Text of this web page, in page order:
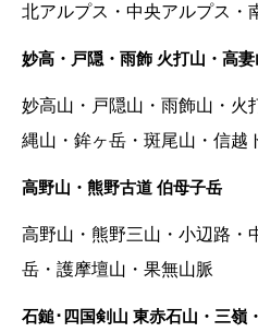
北アルプス・中央アルプス・
妙高・戸隠・雨飾 火打山・高
妙高山・戸隠山・雨飾山・火
縄山・鉾ヶ岳・斑尾山・信越
高野山・熊野古道 伯母子岳
高野山・熊野三山・小辺路・
岳・護摩壇山・果無山脈
石鎚･四国剣山 東赤石山・三嶺